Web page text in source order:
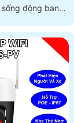
động ban